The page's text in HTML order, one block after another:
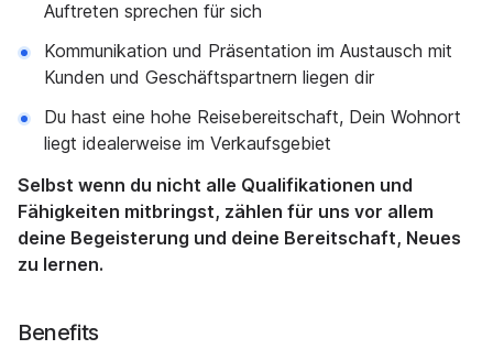
Auftreten sprechen für sich
Kommunikation und Präsentation im Austausch mit
Kunden und Geschäftspartnern liegen dir
Du hast eine hohe Reisebereitschaft, Dein Wohnort
liegt idealerweise im Verkaufsgebiet
Selbst wenn du nicht alle Qualifikationen und
Fähigkeiten mitbringst, zählen für uns vor allem
deine Begeisterung und deine Bereitschaft, Neues
zu lernen.
Benefits